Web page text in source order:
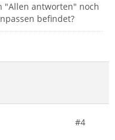
"Allen antworten" noch
befindet?
#4